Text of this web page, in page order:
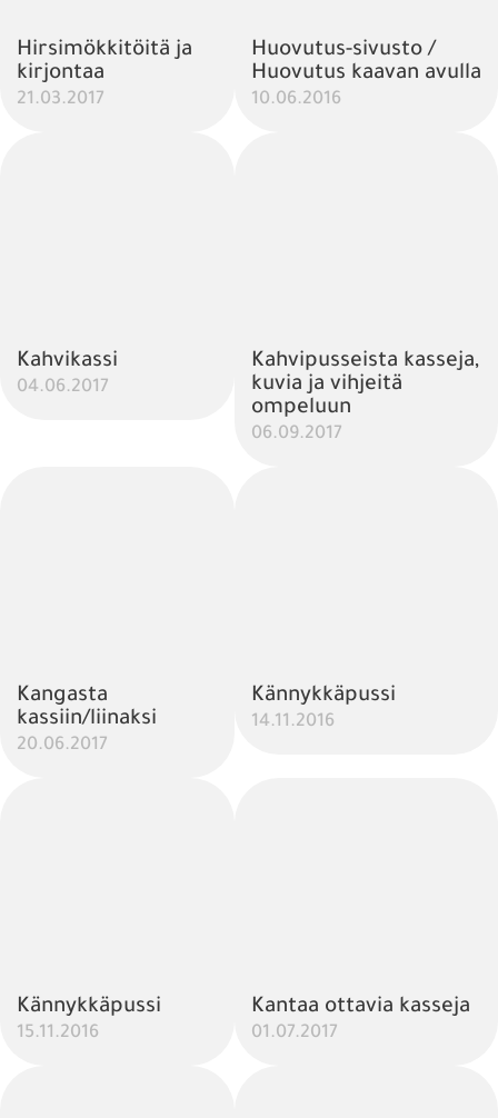
Hirsimökkitöitä ja
kirjontaa
21.03.2017
Huovutus-sivusto /
Huovutus kaavan avulla
10.06.2016
Kahvikassi
04.06.2017
Kahvipusseista kasseja,
kuvia ja vihjeitä
ompeluun
06.09.2017
Kangasta
kassiin/liinaksi
20.06.2017
Kännykkäpussi
14.11.2016
Kännykkäpussi
15.11.2016
Kantaa ottavia kasseja
01.07.2017